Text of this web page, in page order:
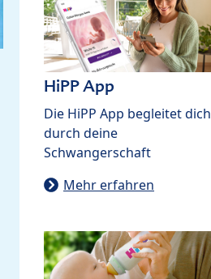
HiPP App
Die HiPP App begleitet dich
durch deine
Schwangerschaft
Mehr erfahren